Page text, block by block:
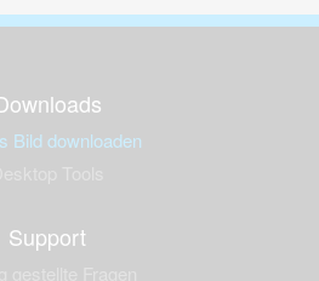
Bild downloaden
Support